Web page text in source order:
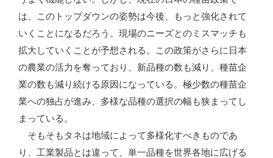
は、このトップダウンの姿勢は今後、もっと強化されて
いくことになるだろう。現場のニーズとのミスマッチも
拡大していくことが予想される。この政策がさらに日本
の農業の活力を奪っており、新品種の数も減り、種苗企
業の数も減り続ける原因になっている。極少数の種苗企
業への独占が進み、多様な品種の選択の幅も狭まってし
まっている。
そもそもタネは地域によって多様化すべきものであ
り、工業製品とは違って、単一品種を世界各地に広げる